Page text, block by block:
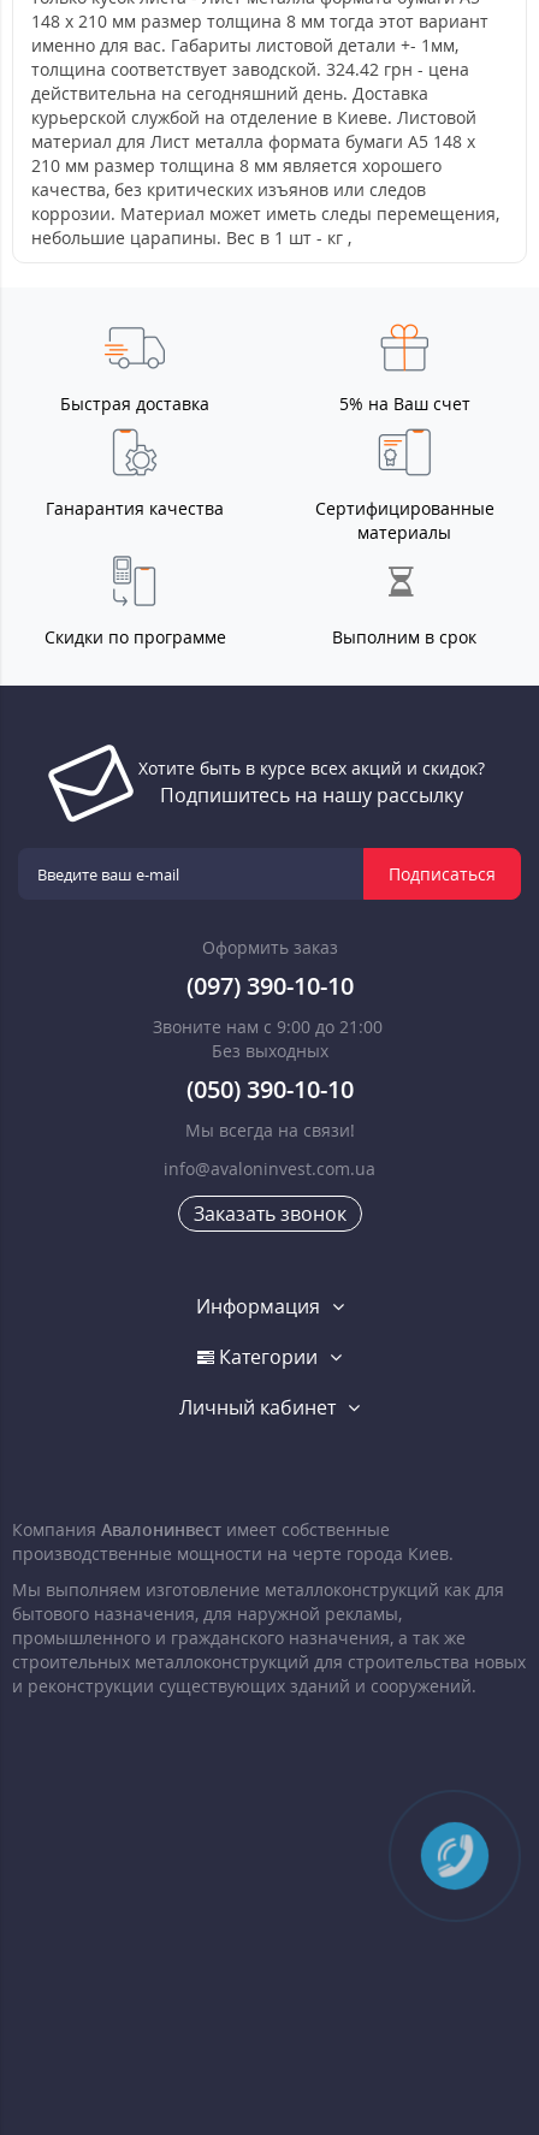
148 х 210 мм размер толщина 8 мм тогда этот вариант
именно для вас. Габариты листовой детали +- 1мм,
толщина соответствует заводской. 324.42 грн - цена
действительна на сегодняшний день. Доставка
курьерской службой на отделение в Киеве. Листовой
материал для Лист металла формата бумаги А5 148 х
210 мм размер толщина 8 мм является хорошего
качества, без критических изъянов или следов
коррозии. Материал может иметь следы перемещения,
небольшие царапины. Вес в 1 шт - кг ,
Быстрая доставка 5% на Ваш счет
Ганарантия качества
Сертифицированные
материалы
Скидки по программе Выполним в срок
Хотите быть в курсе всех акций и скидок?
Подпишитесь на нашу рассылку
Подписаться
Оформить заказ
(097) 390-10-10
Звоните нам с 9:00 до 21:00
Без выходных
(050) 390-10-10
Мы всегда на связи!
info@avaloninvest.com.ua
Заказать звонок
Информация
Категории
Личный кабинет
Компания Авалонинвест имеет собственные
производственные мощности на черте города Киев.
Мы выполняем изготовление металлоконструкций как для
бытового назначения, для наружной рекламы,
промышленного и гражданского назначения, а так же
строительных металлоконструкций для строительства новых
и реконструкции существующих зданий и сооружений.